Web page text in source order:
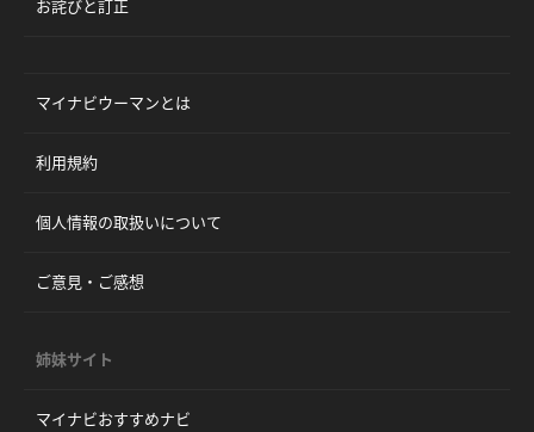
お詫びと訂正
マイナビウーマンとは
利用規約
個人情報の取扱いについて
ご意見・ご感想
姉妹サイト
マイナビおすすめナビ